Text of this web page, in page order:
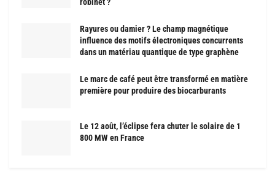
Rayures ou damier ? Le champ magnétique
influence des motifs électroniques concurrents
dans un matériau quantique de type graphène
Le marc de café peut être transformé en matière
première pour produire des biocarburants
Le 12 août, l’éclipse fera chuter le solaire de 1
800 MW en France